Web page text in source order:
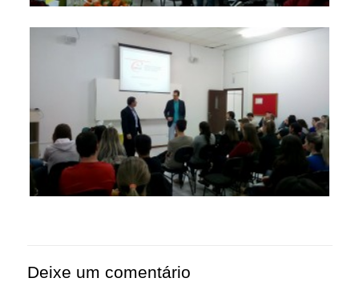
Deixe um comentário